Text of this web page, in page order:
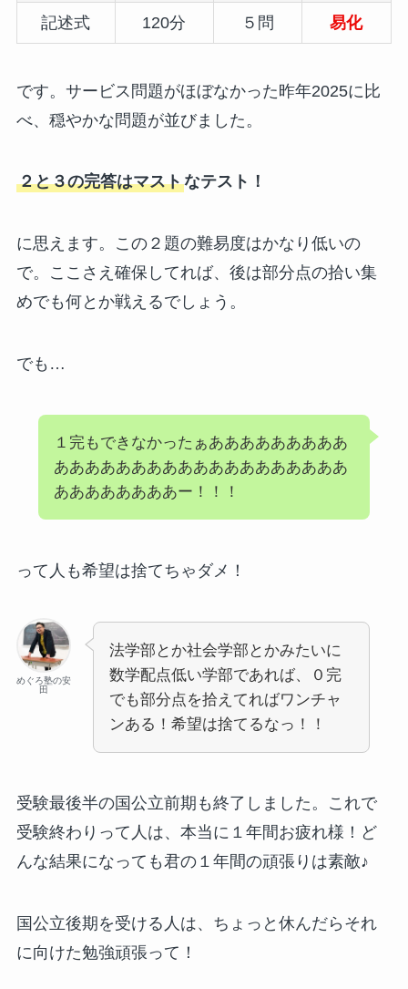
記述式 120分 ５問 易化
です。サービス問題がほぼなかった昨年2025に比
べ、穏やかな問題が並びました。
２と３の完答はマストなテスト！
に思えます。この２題の難易度はかなり低いの
で。ここさえ確保してれば、後は部分点の拾い集
めでも何とか戦えるでしょう。
でも…
１完もできなかったぁあああああああああ
あああああああああああああああああああ
ああああああああー！！！
って人も希望は捨てちゃダメ！
めぐろ塾の安
田
法学部とか社会学部とかみたいに
数学配点低い学部であれば、０完
でも部分点を拾えてればワンチャ
ンある！希望は捨てるなっ！！
受験最後半の国公立前期も終了しました。これで
受験終わりって人は、本当に１年間お疲れ様！ど
んな結果になっても君の１年間の頑張りは素敵♪
国公立後期を受ける人は、ちょっと休んだらそれ
に向けた勉強頑張って！